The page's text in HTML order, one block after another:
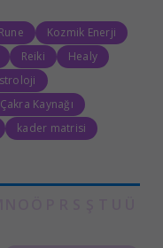
Rune
Kozmik Enerji
Reiki
Healy
Kaynağı
kader matrisi